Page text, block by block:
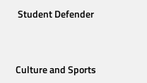
Student Defender
Culture and Sports